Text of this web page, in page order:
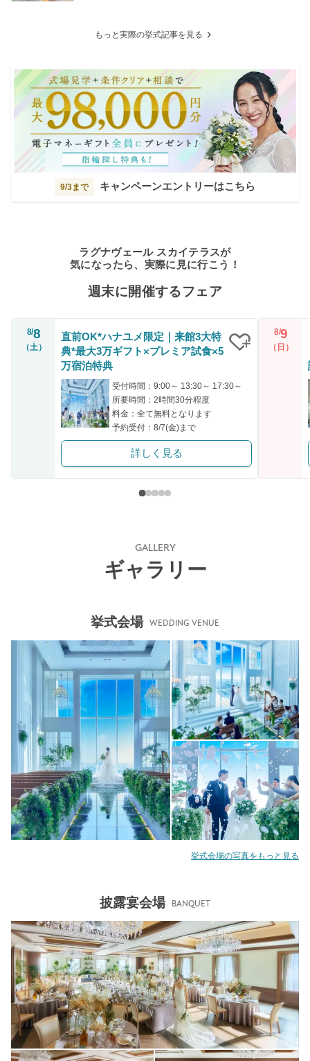
もっと実際の挙式記事を見る
9/3まで キャンペーンエントリーはこちら
ラグナヴェール スカイテラスが
気になったら、実際に見に行こう！
週末に開催するフェア
8/8
（土）
直前OK*ハナユメ限定｜来館3大特
典*最大3万ギフト×プレミア試食×5
万宿泊特典
受付時間：9:00～ 13:30～ 17:30～
所要時間：2時間30分程度
料金：全て無料となります
予約受付：8/7(金)まで
詳しく見る
8/9
（日）
GALLERY
ギャラリー
挙式会場 WEDDING VENUE
挙式会場の写真をもっと見る
披露宴会場 BANQUET